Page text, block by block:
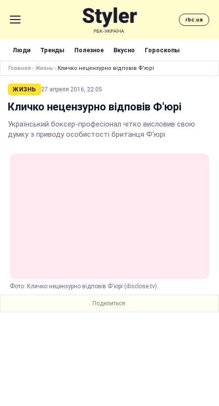
rbc.ua
Люди Тренды Полезное Вкусно Гороскопы
Главная › Жизнь › Кличко нецензурно відповів Ф'юрі
ЖИЗНЬ 27 апреля 2016, 22:05
Кличко нецензурно відповів Ф'юрі
Український боксер-професіонал чітко висловив свою
думку з приводу особистості британця Ф'юрі
Фото: Кличко нецензурно відповів Ф'юрі (disclose.tv)
Поделиться: